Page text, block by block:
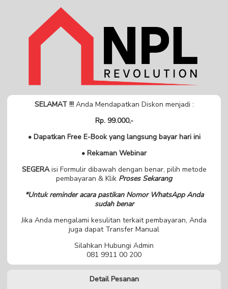
SELAMAT !!!Anda Mendapatkan Diskon menjadi :
Rp. 99.000,-
• Dapatkan Free E-Book yang langsung bayar hari ini
• Rekaman Webinar
SEGERAisi Formulir dibawah dengan benar, pilih metode
pembayaran & Klik Proses Sekarang
*Untuk reminder acara pastikan Nomor WhatsApp Anda
sudah benar
Jika Anda mengalami kesulitan terkait pembayaran, Anda
juga dapat Transfer Manual
Silahkan Hubungi Admin
081 9911 00 200
Detail Pesanan